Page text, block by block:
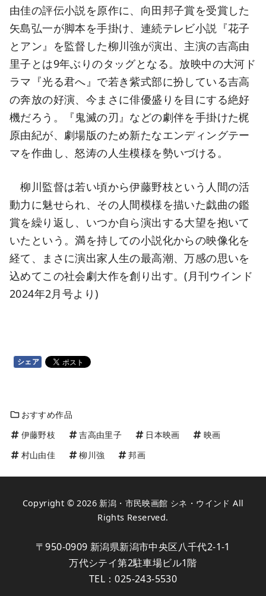
由佳の評伝小説を原作に、向田邦子賞を受賞した
矢島弘一が脚本を手掛け、連続テレビ小説『花子
とアン』を監督した柳川強が演出、主演の吉高由
里子とは9年ぶりのタッグとなる。放映中の大河ド
ラマ『光る君へ』で若き紫式部に扮している吉高
の奔放の好演、今まさに俳優盛りを目にする絶好
機だろう。『鬼滅の刃』などの劇伴を手掛けた梶
原由紀が、劇場版のため新たなエンディングテー
マを作曲し、怒涛の人生模様を勢いづける。
柳川監督は若い頃から伊藤野枝という人間の活
動力に魅せられ、その人間模様を描いた戯曲の鑑
賞を繰り返し、いつか自ら演出する大望を抱いて
いたという。満を持しての小説化からの映像化を
経て、まさに演出家人生の最高潮、万感の思いを
込めてこの社会劇大作を創り出す。(月刊ウインド
2024年2月号より)
シェア
おすすめ作品
伊藤野枝
吉高由里子 日本映画
映画
村山由佳
柳川強 邦画
Copyright © 2026 新潟・市民映画館 シネ・ウインド All
Rights Reserved.
〒950-0909 新潟県新潟市中央区八千代2-1-1
万代シテイ第2駐車場ビル1階
TEL：025-243-5530